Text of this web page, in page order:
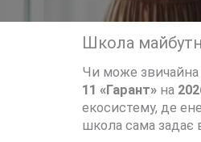
Школа
Чи може звичайна
11 «Гарант» на
екосистему, де
школа сама задає